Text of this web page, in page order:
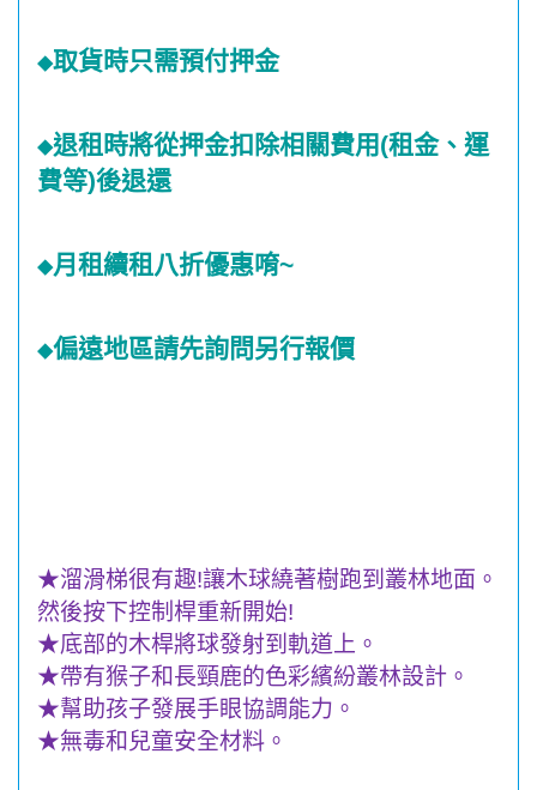
◆取貨時只需預付押金
◆退租時將從押金扣除相關費用 (租金、運
費等)後退還
◆月租續租八折優惠唷~
◆偏遠地區請先詢問另行報價
★溜滑梯很有趣!讓木球繞著樹跑到叢林地面。
然後按下控制桿重新開始!
★底部的木桿將球發射到軌道上。
★帶有猴子和長頸鹿的色彩繽紛叢林設計。
★幫助孩子發展手眼協調能力。
★無毒和兒童安全材料。